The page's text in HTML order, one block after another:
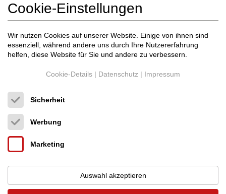
T + AMP 200 V2 Multi Source Player inkl....
3.750 €
Cookie-Einstellungen
Wir nutzen Cookies auf unserer Website. Einige von ihnen sind
essenziell, während andere uns durch Ihre Nutzererfahrung
helfen, diese Website für Sie und andere zu verbessern.
Cookie-Details | Datenschutz | Impressum
Sicherheit
Werbung
Marketing
Auswahl akzeptieren